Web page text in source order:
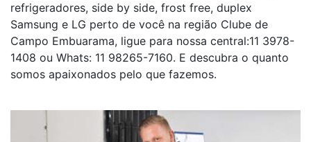
refrigeradores, side by side, frost free, duplex
Samsung e LG perto de você na região Clube de
Campo Embuarama, ligue para nossa central:11 3978-
1408 ou Whats: 11 98265-7160. E descubra o quanto
somos apaixonados pelo que fazemos.